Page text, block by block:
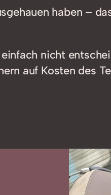
haben –
nicht
auf Kosten des